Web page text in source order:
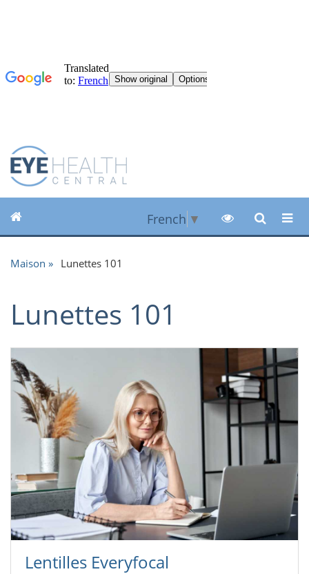
French ▼
Maison Lunettes 101
Lunettes 101
Lentilles Everyfocal